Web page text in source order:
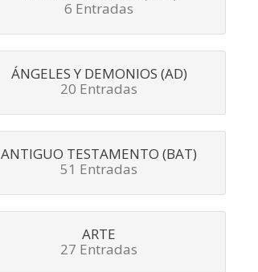
6 Entradas
ÁNGELES Y DEMONIOS (AD)
20 Entradas
ANTIGUO TESTAMENTO (BAT)
51 Entradas
ARTE
27 Entradas